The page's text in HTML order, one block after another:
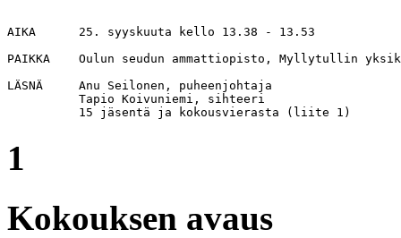
AIKA      25. syyskuuta kello 13.38 - 13.53
PAIKKA    Oulun seudun ammattiopisto, Myllytullin
LÄSNÄ     Anu Seilonen, puheenjohtaja
          Tapio Koivuniemi, sihteeri
          15 jäsentä ja kokousvierasta (liite 1)
1
Kokouksen avaus